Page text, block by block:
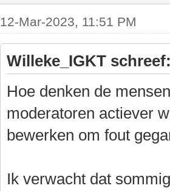
12-Mar-2023, 11:51 PM
Willeke_IGKT
Hoe denken de
moderatoren actiever
bewerken om fout
Ik verwacht dat